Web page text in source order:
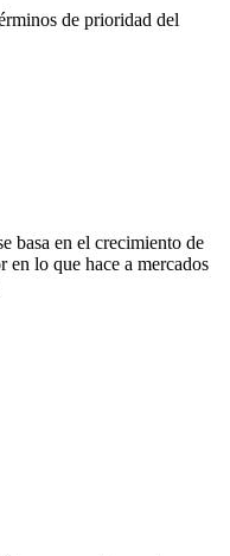
de prioridad del
basa en el crecimiento de
en lo que hace a mercados